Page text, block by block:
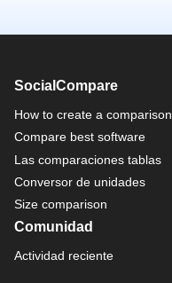
SocialCompare
How to create a comparison
Compare best software
Las comparaciones tablas
Conversor de unidades
Size comparison
Comunidad
Actividad reciente